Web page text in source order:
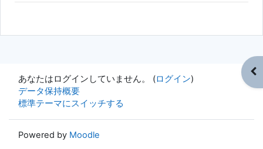
ブ
あなたはログインしていません。 (ログイン)
データ保持概要
標準テーマにスイッチする
Powered by Moodle